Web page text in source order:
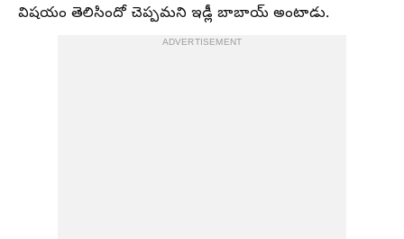
విషయం తెలిసిందో చెప్పమని ఇడ్లీ బాబాయ్ అంటాడు.
ADVERTISEMENT